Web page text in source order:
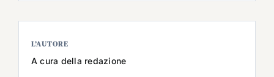
L’AUTORE
A cura della redazione